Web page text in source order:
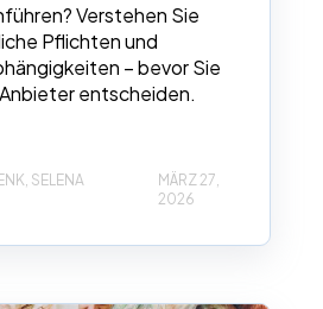
Verstehen Sie
Pflichten und
– bevor Sie
entscheiden.
SELENA
MÄRZ 27,
2026